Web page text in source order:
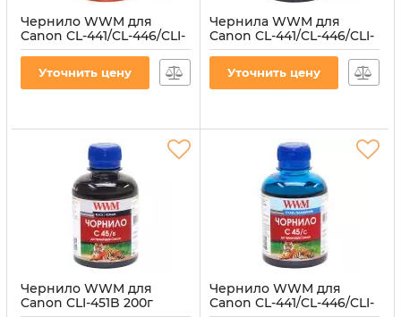
Чернило WWM для
Canon CL-441/CL-446/CLI-
451Y 200г Yellow
(C45/Y)
Уточнить цену
Чернила WWM для
Canon CL-441/CL-446/CLI-
451M 200г Magenta
(C45/M)
Уточнить цену
Чернило WWM для
Canon CLI-451B 200г
Чернило WWM для
Canon CL-441/CL-446/CLI-